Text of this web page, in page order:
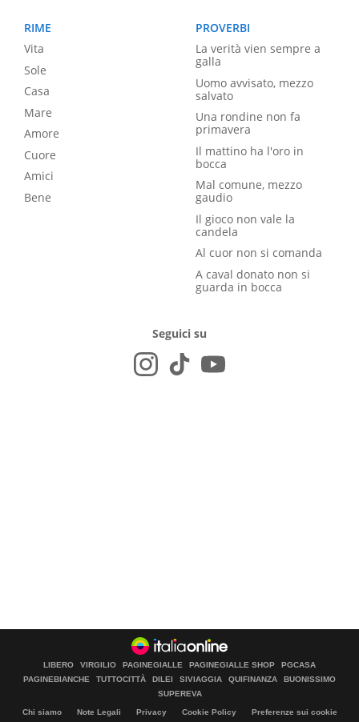
RIME
Vita
Sole
Casa
Mare
Amore
Cuore
Amici
Bene
PROVERBI
La verità vien sempre a
galla
Uomo avvisato, mezzo
salvato
Una rondine non fa
primavera
Il mattino ha l'oro in
bocca
Mal comune, mezzo
gaudio
Il gioco non vale la
candela
Al cuor non si comanda
A caval donato non si
guarda in bocca
Seguici su
LIBERO VIRGILIO PAGINEGIALLE PAGINEGIALLE SHOP
PGCASA
PAGINEBIANCHE
TUTTOCITTÀ DILEI SIVIAGGIA QUIFINANZA
BUONISSIMO
SUPEREVA
Chi siamo Note Legali Privacy Cookie Policy
Preferenze sui cookie